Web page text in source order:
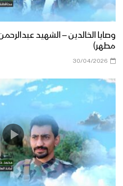
وصايا الخالدين – الشهيد
مطهر)
30/04/2026